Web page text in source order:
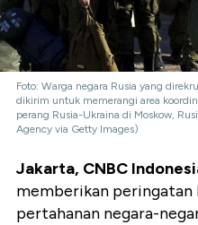
Foto: Warga negara Rusia yang
dikirim untuk memerangi area
perang Rusia-Ukraina di Moskow,
Agency via Getty Images)
Jakarta, CNBC
memberikan peringatan
pertahanan negara-